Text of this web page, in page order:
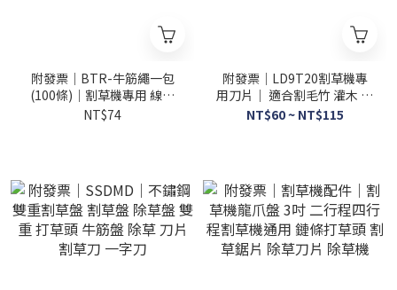
附發票｜BTR-牛筋繩一包
(100條)｜割草機專用 線徑
3.2mm 四角 牛津繩 BTR牛
NT$74
附發票｜LD9T20割草機專
用刀片｜ 適合割毛竹 灌木 雜
草 20齒 割草機配件 鋁製牛
NT$60 ~ NT$115